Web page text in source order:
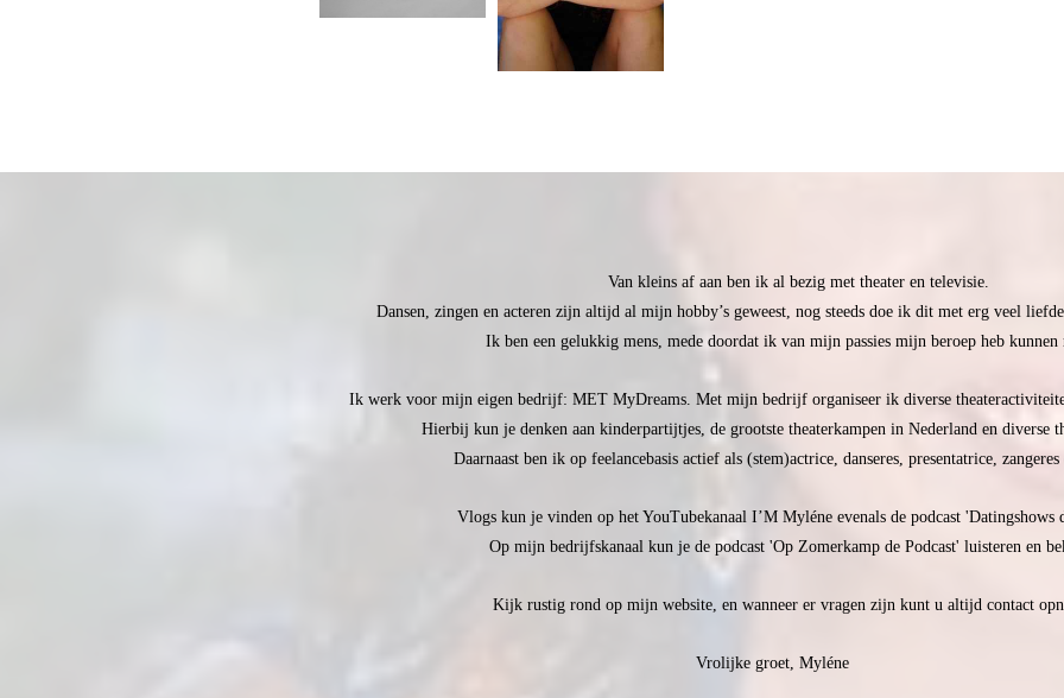
Van kleins af aan ben ik al bezig met theater en televisie.
Dansen, zingen en acteren zijn altijd al mijn hobby’s geweest, nog steeds doe ik dit met erg veel
Ik ben een gelukkig mens, mede doordat ik van mijn passies mijn beroep heb kunnen
Ik werk voor mijn eigen bedrijf: MET MyDreams. Met mijn bedrijf organiseer ik diverse
Hierbij kun je denken aan kinderpartijtjes, de grootste theaterkampen in Nederland en diverse
Daarnaast ben ik op feelancebasis actief als (stem)actrice, danseres, presentatrice,
Vlogs kun je vinden op het YouTubekanaal I’M Myléne evenals de podcast 'Datingshows
Op mijn bedrijfskanaal kun je de podcast 'Op Zomerkamp de Podcast' luisteren en
Kijk rustig rond op mijn website, en wanneer er vragen zijn kunt u altijd contact
Vrolijke groet, Myléne